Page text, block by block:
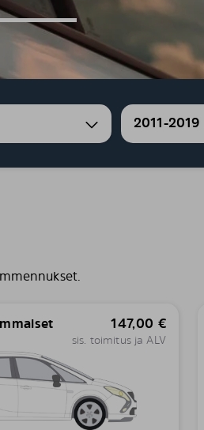
2011-2019
147,00 €
sis. toimitus ja ALV